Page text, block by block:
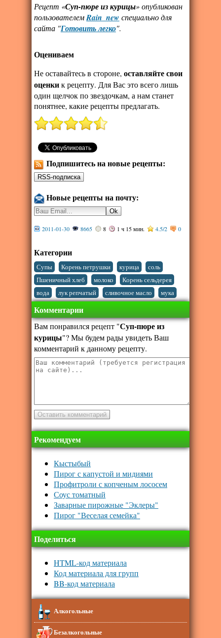
Рецепт «Суп-пюре из курицы» опубликован
пользователемRain_new специально для
сайта "Готовить легко".
Оцениваем
Не оставайтесь в стороне, оставляйте свои
оценкик рецепту. Для Вас это всего лишь
один щелчок по звездочкам, а нам станет
понятнее, какие рецепты предлагать.
Подпишитесь на новые рецепты:
Новые рецепты на почту:
2011-01-30 8665 8 1 ч 15 мин. 4.5/2 0
Категории
Супы Корень петрушки курица соль
Пшеничный хлеб молоко Корень сельдерея
вода лук репчатый сливочное масло мука
Комментарии
Вам понравился рецепт "Суп-пюре из
курицы"? Мы будем рады увидеть Ваш
комментарий к данному рецепту.
Рекомендуем
Кыстыбый
Пирог с капустой и мидиями
Профитроли с копченым лососем
Соус томатный
Заварные пирожные "Эклеры"
Пирог "Веселая семейка"
Поделиться
HTML-код материала
Код материала для групп
BB-код материала
Алкогольные
Безалкогольные